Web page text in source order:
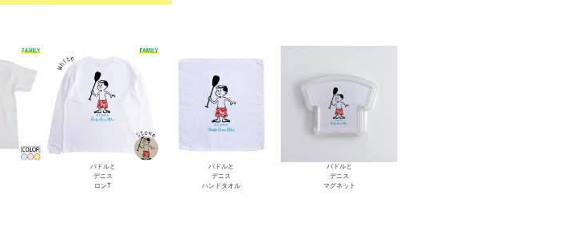
パドルと
デニス
ロンT
パドルと
デニス
ハンドタオル
パドルと
デニス
マグネット